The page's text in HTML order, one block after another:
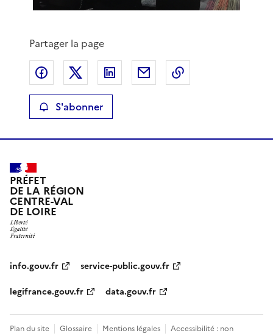
Partager la page
Partager sur Facebook
Partager sur XPartager sur LinkedIn
Partager par email
S'abonner
PRÉFET
DE LA RÉGION
CENTRE-VAL
DE LOIRE
info.gouv.fr
service-public.gouv.fr
legifrance.gouv.fr
data.gouv.fr
Plan du site Glossaire Mentions légales Accessibilité : non